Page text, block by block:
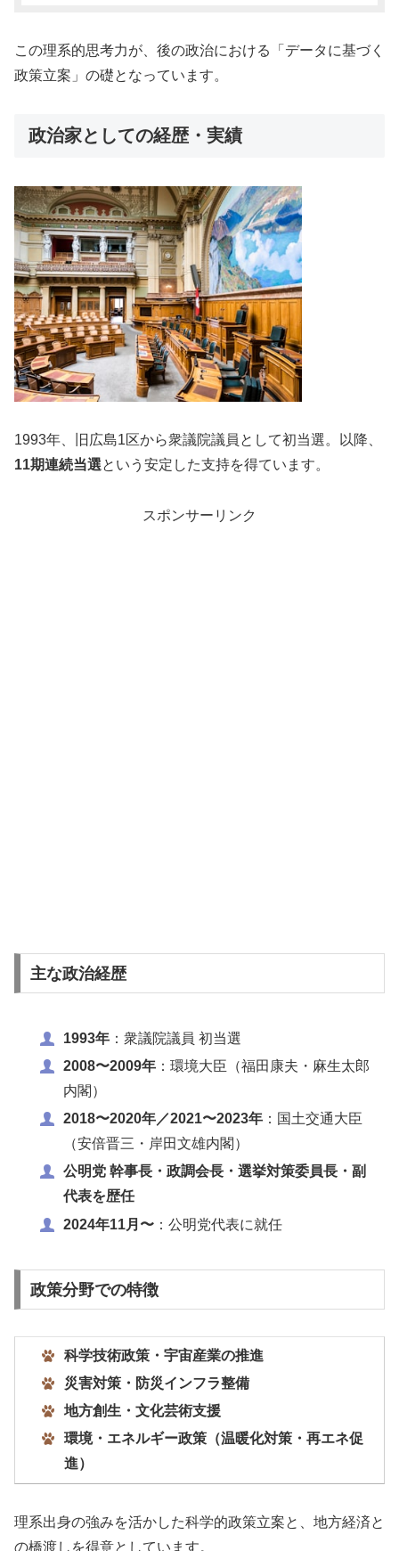
この理系的思考力が、後の政治における「データに基づく
政策立案」の礎となっています。
政治家としての経歴・実績
1993年、旧広島1区から衆議院議員として初当選。以降、
11期連続当選という安定した支持を得ています。
スポンサーリンク
主な政治経歴
1993年：衆議院議員 初当選
2008〜2009年：環境大臣（福田康夫・麻生太郎
内閣）
2018〜2020年／2021〜2023年：国土交通大臣
（安倍晋三・岸田文雄内閣）
公明党 幹事長・政調会長・選挙対策委員長・副
代表を歴任
2024年11月〜：公明党代表に就任
政策分野での特徴
科学技術政策・宇宙産業の推進
災害対策・防災インフラ整備
地方創生・文化芸術支援
環境・エネルギー政策（温暖化対策・再エネ促
進）
理系出身の強みを活かした科学的政策立案と、地方経済と
の橋渡しを得意としています。